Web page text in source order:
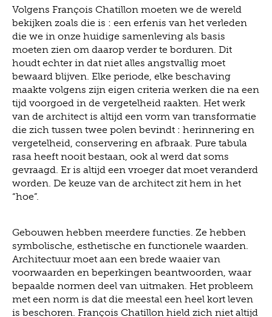
Volgens François Chatillon moeten we de wereld
bekijken zoals die is : een erfenis van het verleden
die we in onze huidige samenleving als basis
moeten zien om daarop verder te borduren. Dit
houdt echter in dat niet alles angstvallig moet
bewaard blijven. Elke periode, elke beschaving
maakte volgens zijn eigen criteria werken die na een
tijd voorgoed in de vergetelheid raakten. Het werk
van de architect is altijd een vorm van transformatie
die zich tussen twee polen bevindt : herinnering en
vergetelheid, conservering en afbraak. Pure tabula
rasa heeft nooit bestaan, ook al werd dat soms
gevraagd. Er is altijd een vroeger dat moet veranderd
worden. De keuze van de architect zit hem in het
“hoe”.
Gebouwen hebben meerdere functies. Ze hebben
symbolische, esthetische en functionele waarden.
Architectuur moet aan een brede waaier van
voorwaarden en beperkingen beantwoorden, waar
bepaalde normen deel van uitmaken. Het probleem
met een norm is dat die meestal een heel kort leven
is beschoren. François Chatillon hield zich niet altijd